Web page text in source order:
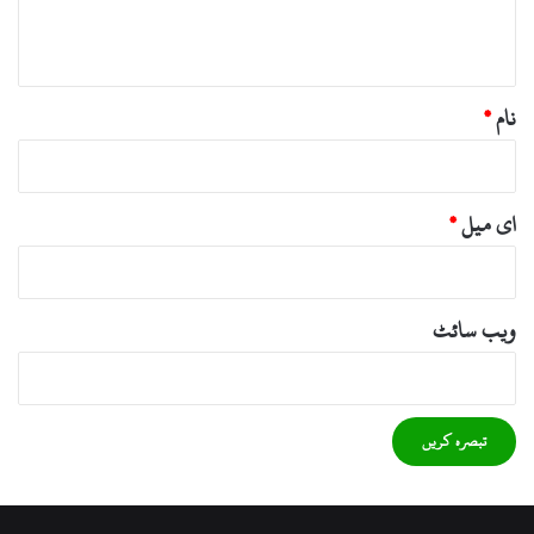
نام*
ای میل*
ویب‌ سائٹ